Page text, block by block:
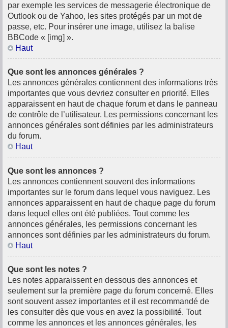
par exemple les services de messagerie électronique de
Outlook ou de Yahoo, les sites protégés par un mot de
passe, etc. Pour insérer une image, utilisez la balise
BBCode « [img] ».
Haut
Que sont les annonces générales ?
Les annonces générales contiennent des informations très
importantes que vous devriez consulter en priorité. Elles
apparaissent en haut de chaque forum et dans le panneau
de contrôle de l’utilisateur. Les permissions concernant les
annonces générales sont définies par les administrateurs
du forum.
Haut
Que sont les annonces ?
Les annonces contiennent souvent des informations
importantes sur le forum dans lequel vous naviguez. Les
annonces apparaissent en haut de chaque page du forum
dans lequel elles ont été publiées. Tout comme les
annonces générales, les permissions concernant les
annonces sont définies par les administrateurs du forum.
Haut
Que sont les notes ?
Les notes apparaissent en dessous des annonces et
seulement sur la première page du forum concerné. Elles
sont souvent assez importantes et il est recommandé de
les consulter dès que vous en avez la possibilité. Tout
comme les annonces et les annonces générales, les